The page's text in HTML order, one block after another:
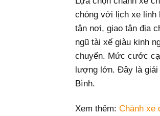
chóng với lịch xe linh
tận nơi, giao tận địa
ngũ tài xế giàu kinh
chuyển. Mức cước
lượng lớn. Đây là giải
Bình.
Xem thêm: Chành xe